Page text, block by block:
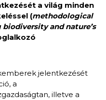
a világ minden
(methodological
and nature’s
jelentkezését
a
illetve a